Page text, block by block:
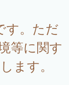
す。ただ
等に関す
ます。